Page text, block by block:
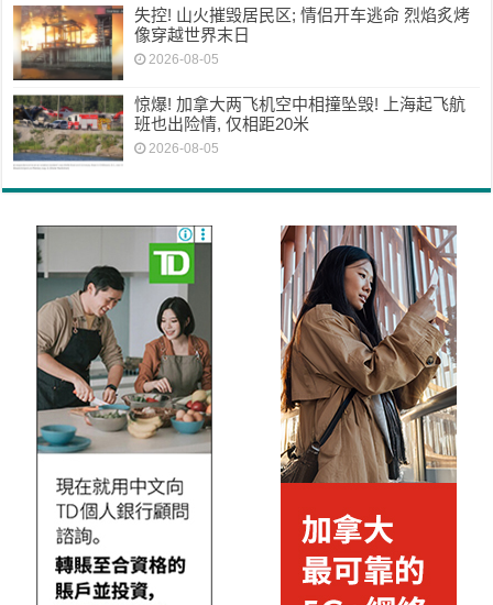
失控! 山火摧毁居民区; 情侣开车逃命 烈焰炙烤
像穿越世界末日
2026-08-05
惊爆! 加拿大两飞机空中相撞坠毁! 上海起飞航
班也出险情, 仅相距20米
2026-08-05